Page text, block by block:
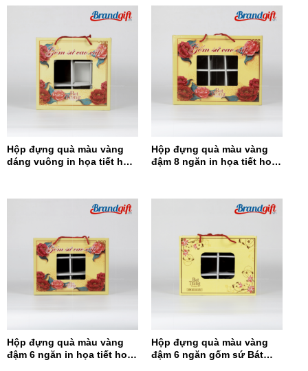
Hộp đựng quà màu vàng
dáng vuông in họa tiết hoa
Hộp đựng quà màu vàng
đậm 8 ngăn in họa tiết hoa
Hộp đựng quà màu vàng
đậm 6 ngăn in họa tiết hoa
Hộp đựng quà màu vàng
đậm 6 ngăn gốm sứ Bát